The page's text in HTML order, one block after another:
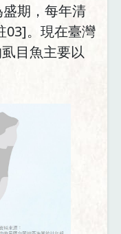
期，每年清
03]。現在臺灣
目魚主要以